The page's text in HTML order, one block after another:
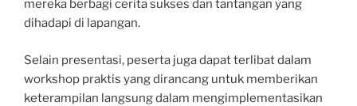
mereka berbagi cerita sukses dan tantangan yang
dihadapi di lapangan.
Selain presentasi, peserta juga dapat terlibat dalam
workshop praktis yang dirancang untuk memberikan
keterampilan langsung dalam mengimplementasikan